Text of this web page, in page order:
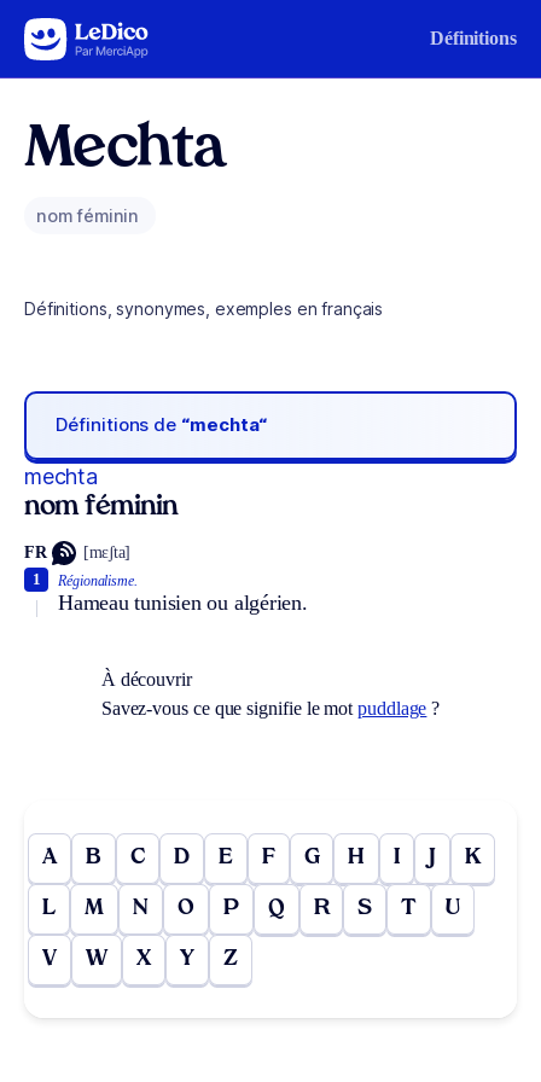
Aller au contenu Définitions
Mechta
nom féminin
Définitions, synonymes, exemples en français
Définitions de “mechta“
mechta
nom féminin
FR [mɛʃta]
Régionalisme.
Hameau tunisien ou algérien.
1
À découvrir
Savez-vous ce que signifie le motpuddlage ?
A B C D E F G H I J K
L M N O P Q R S T U
V W X Y Z